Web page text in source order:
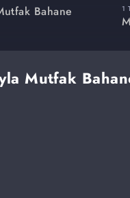
Bahane 1
Mutfak